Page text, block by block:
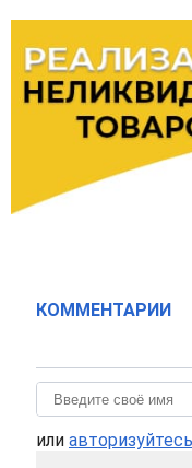
КОММЕНТАРИИ
или авторизуйтесь